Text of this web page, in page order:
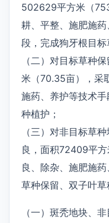
502629平方米（
耕、平整、施肥施
段，完成狗牙根目标
（二）对目标草种
米（70.35亩），采
施药、养护等技术
种植护；
（三）对非目标草
良，面积72409平
良、除杂、施肥施
草种保留、双子叶草
（一）斑秃地块、